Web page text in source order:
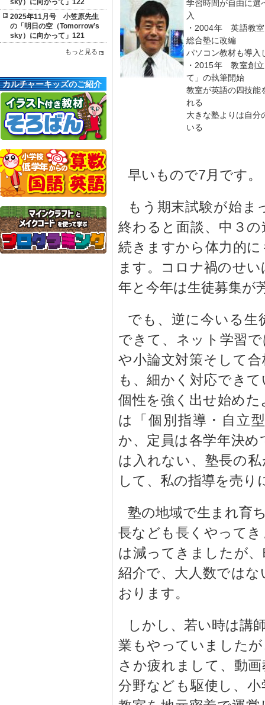
学習時間が自由に選
入
・2004年 英語教
総合塾に改編
パソコン教材も導入
・2015年 教室創
て」の執筆開始
教室が英語の四技能
れる
大きな塾よりは自分
いる
早いもので7月です。
もう期末試験が始
終わると面談、中３
続きますから体力的
ます。コロナ禍のせ
年と今年は生徒募集が
でも、逆に今いる生
できて、ネット学習
や小論文対策そして
も、細かく対応でき
個性を強く出せ始め
は「個別指導・自立
か、定員は各学年決
は入れない、塾長の
して、私の指導を売
塾の地域で生まれ育
長なども長くやって
は減ってきましたが
紹介で、大人数では
おります。
しかし、若い時は講
業もやっていました
さか疲れまして、動
分野なども駆使し、
sky）に向かって」122
2025年11月号 小笠原先生
の「明日の空（Tomorrow’s
sky）に向かって」121
もっと見る
カルチャーキッズのご紹介